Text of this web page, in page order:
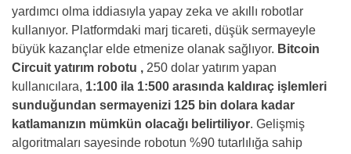
yardımcı olma iddiasıyla yapay zeka ve akıllı robotlar
kullanıyor. Platformdaki marj ticareti, düşük sermayeyle
büyük kazançlar elde etmenize olanak sağlıyor. Bitcoin
Circuit yatırım robotu , 250 dolar yatırım yapan
kullanıcılara, 1:100 ila 1:500 arasında kaldıraç işlemleri
sunduğundan sermayenizi 125 bin dolara kadar
katlamanızın mümkün olacağı belirtiliyor. Gelişmiş
algoritmaları sayesinde robotun %90 tutarlılığa sahip